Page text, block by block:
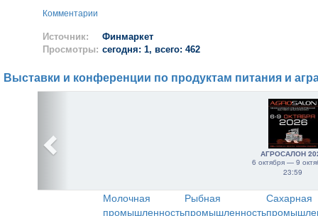
Комментарии
Источник:
Финмаркет
Просмотры: сегодня: 1, всего: 462
Выставки и конференции по продуктам питания и
АГРОСАЛОН
6 октября — 9
23:59
Молочная
промышленность
Рыбная
промышленность
Сахарная